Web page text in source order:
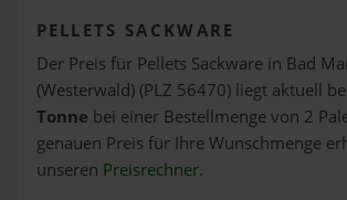
PELLETS SACKWARE
Der Preis für Pellets Sackware in Bad
(Westerwald) (PLZ 56470) liegt aktuell
Tonne bei einer Bestellmenge von 2
genauen Preis für Ihre Wunschmenge
unseren Preisrechner.